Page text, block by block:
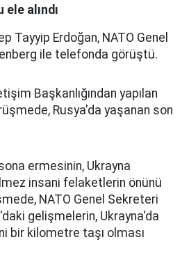
ele alındı
Tayyip Erdoğan, NATO Genel
ile telefonda görüştü.
Başkanlığından yapılan
Rusya'da yaşanan son
ermesinin, Ukrayna
insani felaketlerin önünü
NATO Genel Sekreteri
gelişmelerin, Ukrayna'da
bir kilometre taşı olması